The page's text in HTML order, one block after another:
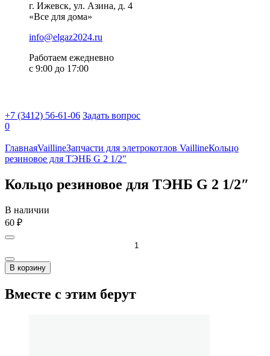
г. Ижевск, ул. Азина, д. 4
«Все для дома»
info@elgaz2024.ru
Работаем eжедневно
с 9:00 до 17:00
+7 (3412) 56-61-06 Задать вопрос
0
ГлавнаяVaillineЗапчасти для элетрокотлов VaillineКольцо
резиновое для ТЭНБ G 2 1/2″
Кольцо резиновое для ТЭНБ G 2 1/2″
В наличии
60 ₽
В корзину
Вместе с этим берут